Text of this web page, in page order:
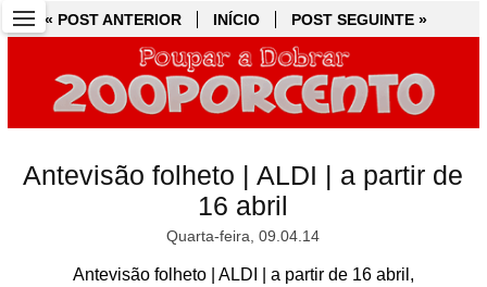
« POST ANTERIOR INÍCIO POST SEGUINTE »
Antevisão folheto | ALDI | a partir de
16 abril
Quarta-feira, 09.04.14
Antevisão folheto | ALDI | a partir de 16 abril,
« POST ANTERIOR INÍCIO POST SEGUINTE »